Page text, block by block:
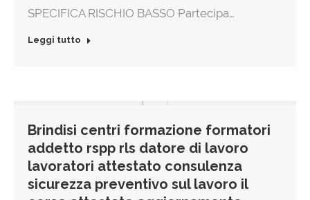
SPECIFICA RISCHIO BASSO Partecipa…
Leggi tutto
Brindisi centri formazione formatori
addetto rspp rls datore di lavoro
lavoratori attestato consulenza
sicurezza preventivo sul lavoro il